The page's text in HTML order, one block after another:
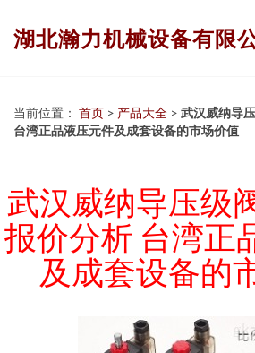
湖北瀚力机械设备有限
当前位置： 首页 > 产品大全 > 武汉威纳导
台湾正品液压元件及成套设备的市场价值
武汉威纳导压级
报价分析 台湾正
及成套设备的